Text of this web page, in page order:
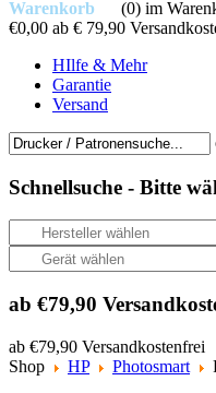
Warenkorb
(0) im
€0,00 ab € 79,90
HIlfe & Mehr
Garantie
Versand
Schnellsuche - Bitte
ab €79,90
ab €79,90 Versandkostenfrei
Shop
HP Photosmart